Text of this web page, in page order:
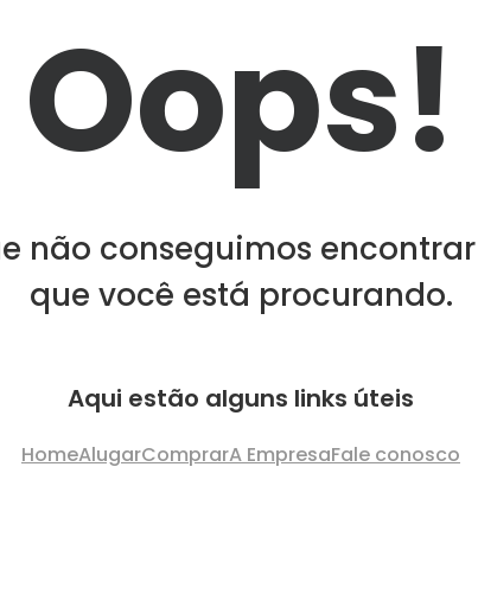
Oops!
não conseguimos
que você está procurando.
Aqui estão alguns links úteis
HomeAlugarComprarA EmpresaFale conosco